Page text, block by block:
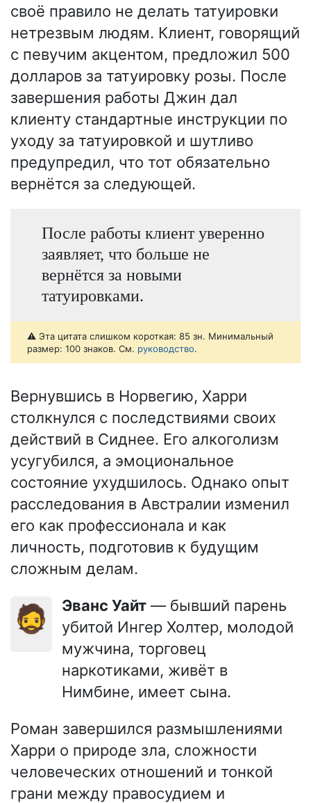
своё правило не делать татуировки
нетрезвым людям. Клиент, говорящий
с певучим акцентом, предложил 500
долларов за татуировку розы. После
завершения работы Джин дал
клиенту стандартные инструкции по
уходу за татуировкой и шутливо
предупредил, что тот обязательно
вернётся за следующей.
После работы клиент уверенно
заявляет, что больше не
вернётся за новыми
татуировками.
⚠️ Эта цитата слишком короткая: 85 зн. Минимальный
размер: 100 знаков. См. руководство.
Вернувшись в Норвегию, Харри
столкнулся с последствиями своих
действий в Сиднее. Его алкоголизм
усугубился, а эмоциональное
состояние ухудшилось. Однако опыт
расследования в Австралии изменил
его как профессионала и как
личность, подготовив к будущим
сложным делам.
🧔 Эванс Уайт — бывший парень
убитой Ингер Холтер, молодой
мужчина, торговец
наркотиками, живёт в
Нимбине, имеет сына.
Роман завершился размышлениями
Харри о природе зла, сложности
человеческих отношений и тонкой
грани между правосудием и